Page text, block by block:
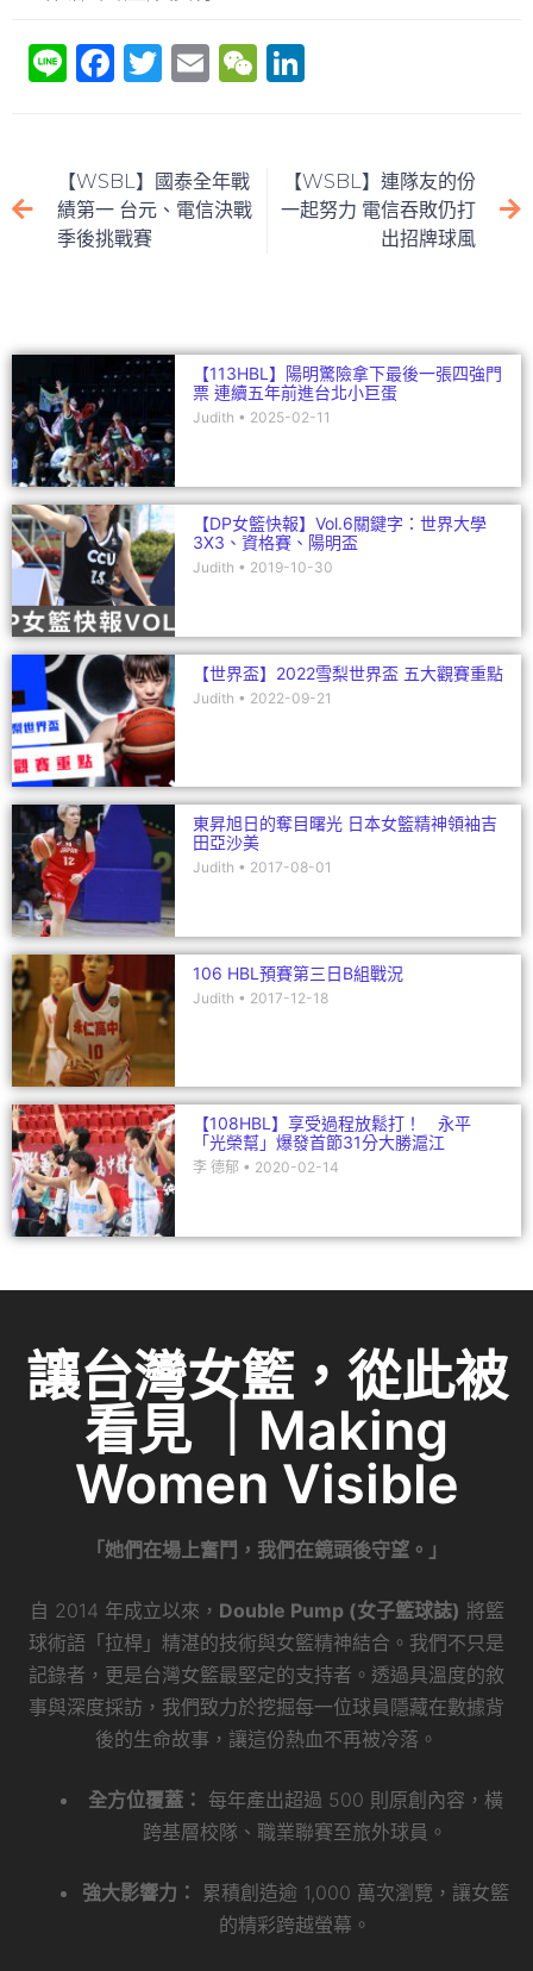
Li F
e
b
o
T
er
E
l
W
at
e
dI
【WSBL】國泰全年戰
績第一 台元、電信決戰
季後挑戰賽
【WSBL】連隊友的份
一起努力 電信吞敗仍打
出招牌球風
【113HBL】陽明驚險拿下最後一張四強門
票 連續五年前進台北小巨蛋
Judith 2025-02-11
【DP女籃快報】Vol.6關鍵字：世界大學
3X3、資格賽、陽明盃
Judith 2019-10-30
【世界盃】2022雪梨世界盃 五大觀賽重點
Judith 2022-09-21
東昇旭日的奪目曙光 日本女籃精神領袖吉
田亞沙美
Judith 2017-08-01
106 HBL預賽第三日B組戰況
Judith 2017-12-18
【108HBL】享受過程放鬆打！ 永平
「光榮幫」爆發首節31分大勝滬江
李 德郁 2020-02-14
讓台灣女籃，從此被
看見 ｜Making
Women Visible
「她們在場上奮鬥，我們在鏡頭後守望。」
自 2014 年成立以來， Double Pump (女子籃球誌) 將籃
球術語「拉桿」精湛的技術與女籃精神結合。我們不只是
記錄者，更是台灣女籃最堅定的支持者。透過具溫度的敘
事與深度採訪，我們致力於挖掘每一位球員隱藏在數據背
後的生命故事，讓這份熱血不再被冷落。
全方位覆蓋： 每年產出超過 500 則原創內容，橫
跨基層校隊、職業聯賽至旅外球員。
強大影響力：
累積創造逾 1,000 萬次瀏覽，讓女籃
的精彩跨越螢幕。